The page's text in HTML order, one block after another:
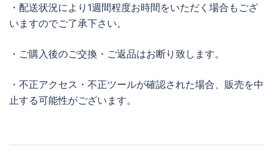
・配送状況により1週間程度お時間をいただく場合もござ
いますのでご了承下さい。
・ご購入後のご交換・ご返品はお断り致します。
・不正アクセス・不正ツールが確認された場合、販売を中
止する可能性がございます。